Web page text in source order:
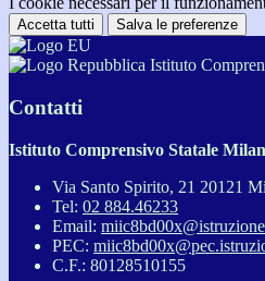
Accetta tutti Salva le preferenze
Istituto
Contatti
Istituto Comprensivo Statale
Via Santo Spirito, 21 20121
Tel: 02 884.46233
Email:
PEC:
C.F.: 80128510155